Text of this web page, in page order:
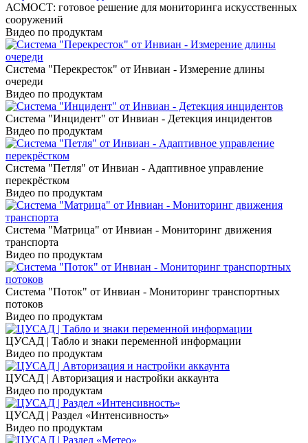
АСМОСТ: готовое решение для мониторинга искусственных
сооружений
Видео по продуктам
Система "Перекресток" от Инвиан - Измерение длины
очереди
Видео по продуктам
Система "Инцидент" от Инвиан - Детекция инцидентов
Видео по продуктам
Система "Петля" от Инвиан - Адаптивное управление
перекрёстком
Видео по продуктам
Система "Матрица" от Инвиан - Мониторинг движения
транспорта
Видео по продуктам
Система "Поток" от Инвиан - Мониторинг транспортных
потоков
Видео по продуктам
ЦУСАД | Табло и знаки переменной информации
Видео по продуктам
ЦУСАД | Авторизация и настройки аккаунта
Видео по продуктам
ЦУСАД | Раздел «Интенсивность»
Видео по продуктам